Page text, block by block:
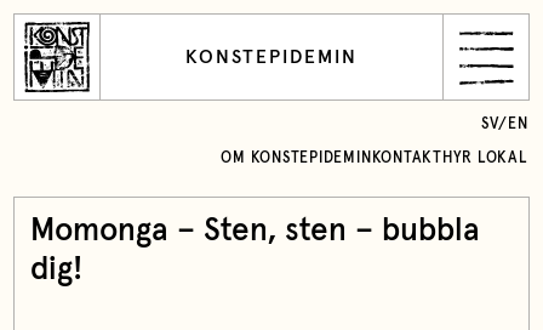
KONSTEPIDEMIN
OM KONSTEPIDEMIN KONTAKT HYR LOKAL
SV/ EN
Momonga – Sten, sten – bubbla
dig!